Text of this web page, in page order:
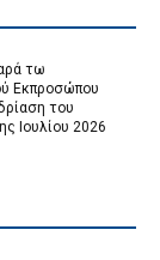
τω
Εκπροσώπου
του
Ιουλίου 2026